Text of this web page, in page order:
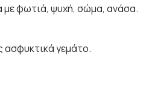
με φωτιά, ψυχή, σώμα, ανάσα.
ασφυκτικά γεμάτο.